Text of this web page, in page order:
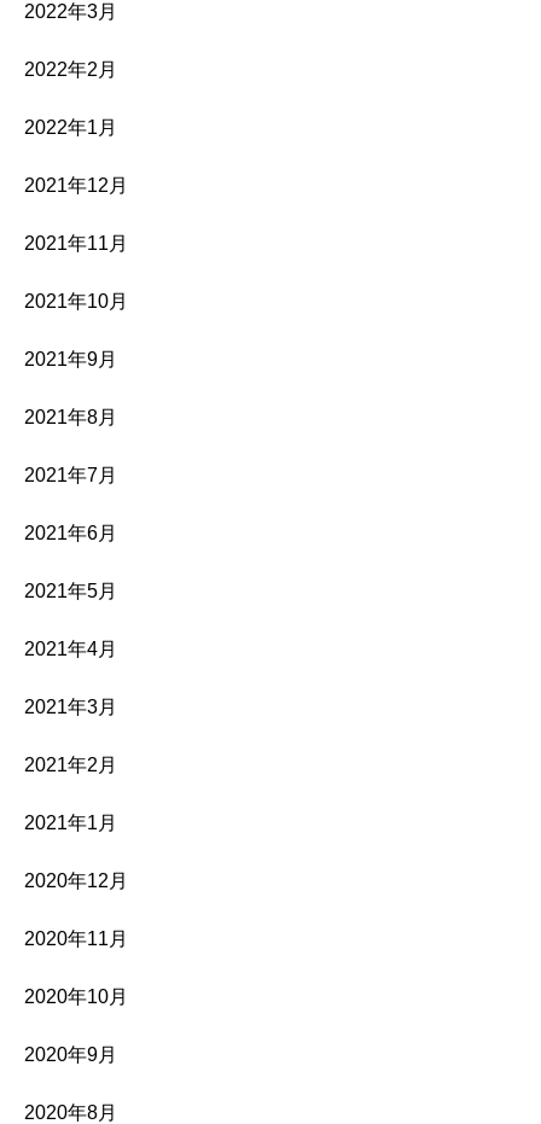
2022年3月
2022年2月
2022年1月
2021年12月
2021年11月
2021年10月
2021年9月
2021年8月
2021年7月
2021年6月
2021年5月
2021年4月
2021年3月
2021年2月
2021年1月
2020年12月
2020年11月
2020年10月
2020年9月
2020年8月